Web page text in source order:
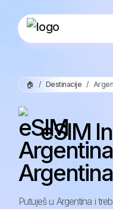
🏠 Destinacije
eSIM
Argentina
Putuješ u Argentina i